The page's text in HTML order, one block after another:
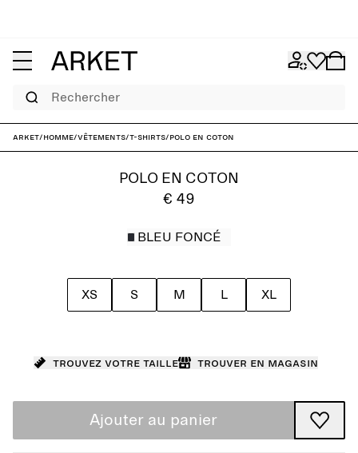
Rechercher
ARKET/Homme/Vêtements/T-shirts/Polo en coton
POLO EN COTON
€ 49
BLEU FONCÉ
XS S M L XL
Trouvez votre taille Trouver en magasin
Ajouter au panier